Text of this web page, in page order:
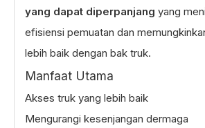
yang dapat diperpanjang yang
efisiensi pemuatan dan
lebih baik dengan bak truk.
Manfaat Utama
Akses truk yang lebih baik
Mengurangi kesenjangan dermaga